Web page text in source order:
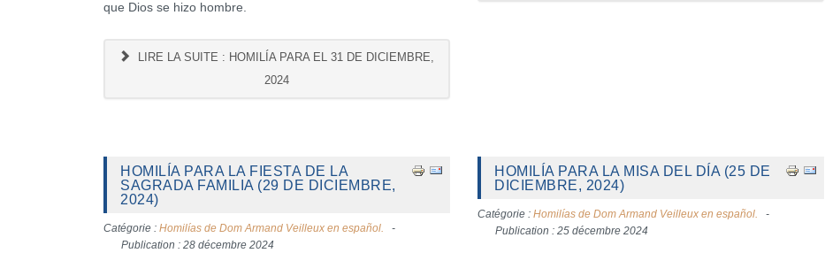
que Dios se hizo hombre.
LIRE LA SUITE : HOMILÍA PARA EL 31 DE DICIEMBRE,
2024
HOMILÍA PARA LA FIESTA DE LA
SAGRADA FAMILIA (29 DE DICIEMBRE,
2024)
Catégorie : Homilías de Dom Armand Veilleux en español.
Publication : 28 décembre 2024
HOMILÍA PARA LA MISA DEL DÍA (25 DE
DICIEMBRE, 2024)
Catégorie :Homilías de Dom Armand Veilleux en español.
Publication : 25 décembre 2024